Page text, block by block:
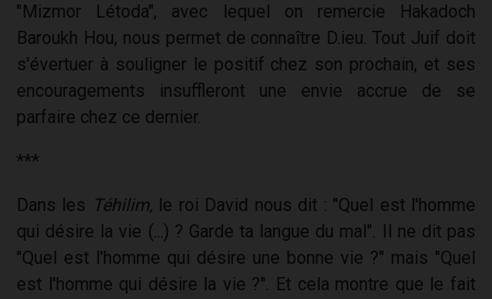
"Mizmor Létoda", avec lequel on remercie Hakadoch
Baroukh Hou, nous permet de connaître D.ieu. Tout Juif doit
s'évertuer à souligner le positif chez son prochain, et ses
encouragements insuffleront une envie accrue de se
parfaire chez ce dernier.
***
Dans les Téhilim, le roi David nous dit : "Quel est l'homme
qui désire la vie (...) ? Garde ta langue du mal". Il ne dit pas
"Quel est l'homme qui désire une bonne vie ?" mais "Quel
est l'homme qui désire la vie ?". Et cela montre que le fait